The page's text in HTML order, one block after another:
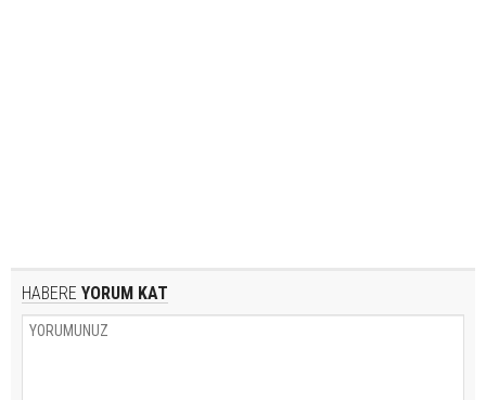
HABERE YORUM KAT